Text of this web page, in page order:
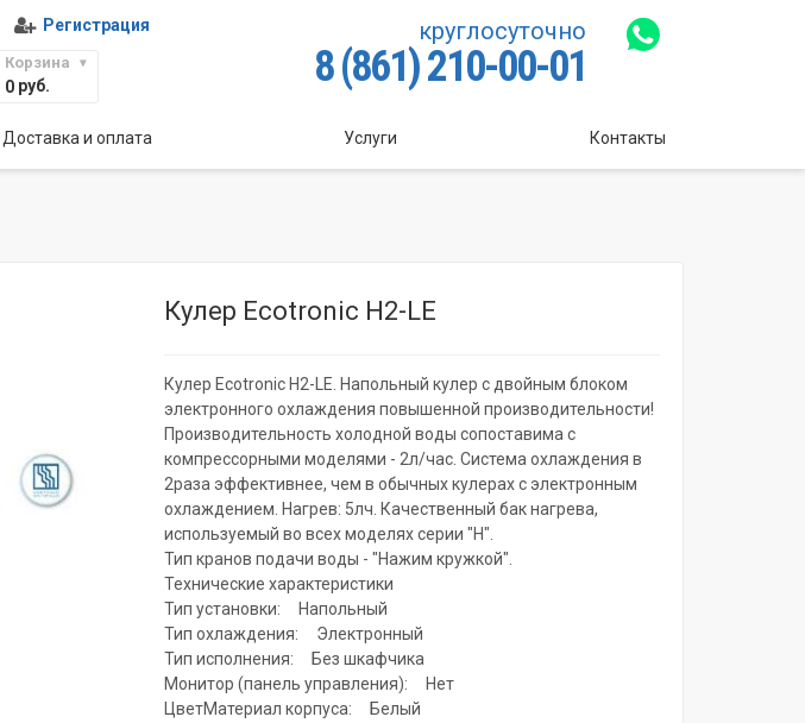
Регистрация
Корзина
0руб.
круглосуточно
8 (861) 210-00-01
Доставка и оплата Услуги Контакты
Кулер Ecotronic H2-LE
Кулер Ecotronic H2-LE. Напольный кулер с двойным блоком
электронного охлаждения повышенной производительности!
Производительность холодной воды сопоставима с
компрессорными моделями - 2л/час. Система охлаждения в
2раза эффективнее, чем в обычных кулерах с электронным
охлаждением. Нагрев: 5лч. Качественный бак нагрева,
используемый во всех моделях серии "H".
Тип кранов подачи воды - "Нажим кружкой".
Технические характеристики
Тип установки: Напольный
Тип охлаждения: Электронный
Тип исполнения: Без шкафчика
Монитор (панель управления): Нет
ЦветМатериал корпуса: Белый